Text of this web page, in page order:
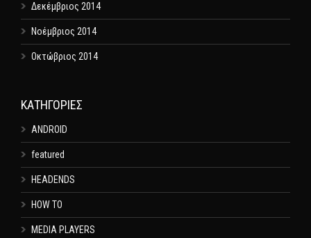
Δεκέμβριος 2014
Νοέμβριος 2014
Οκτώβριος 2014
KΑΤΗΓΟΡΊΕΣ
ANDROID
featured
HEADENDS
HOW TO
MEDIA PLAYERS